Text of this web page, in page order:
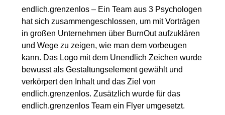
endlich.grenzenlos – Ein Team aus 3 Psychologen
hat sich zusammengeschlossen, um mit Vorträgen
in großen Unternehmen über BurnOut aufzuklären
und Wege zu zeigen, wie man dem vorbeugen
kann. Das Logo mit dem Unendlich Zeichen wurde
bewusst als Gestaltungselement gewählt und
verkörpert den Inhalt und das Ziel von
endlich.grenzenlos. Zusätzlich wurde für das
endlich.grenzenlos Team ein Flyer umgesetzt.